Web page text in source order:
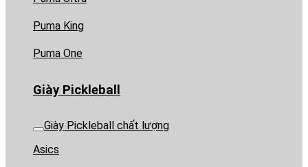
Puma King
Puma One
Giày Pickleball
Giày Pickleball chất lượng
Asics